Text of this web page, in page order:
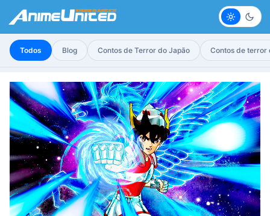
Claro
Todos Blog Contos de Terror do Japão Contos de terror